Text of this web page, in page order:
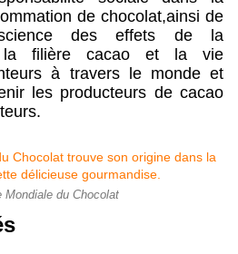
de chocolat,ainsi de
des effets de la
la filière cacao et la vie
à travers le monde et
les producteurs de cacao
Mondiale du Chocolat